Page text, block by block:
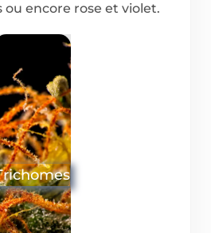
ou encore rose et violet.